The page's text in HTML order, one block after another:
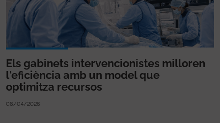
Els gabinets intervencionistes milloren
l'eficiència amb un model que
optimitza recursos
08/04/2026